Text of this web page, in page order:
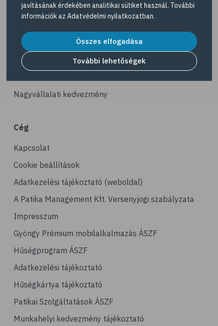
# pollenallergia
# nyári tábor
# fejtetű
Navigáció
Dermokozmetikumok
Gyöngy Patika Magazin
Nagyvállalati kedvezmény
Cég
Kapcsolat
Cookie beállítások
Adatkezelési tájékoztató (weboldal)
A Patika Management Kft. Versenyjogi szabályzata
Impresszum
Gyöngy Prémium mobilalkalmazás ÁSZF
Hűségprogram ÁSZF
Adatkezelési tájékoztató
Hűségkártya tájékoztató
Patikai Szolgáltatások ÁSZF
Munkahelyi kedvezmény tájékoztató
javításának érdekében analitikai sütiket használ. További
információk az Adatvédelmi nyilatkozatban.
Összes elfogadása
További lehetőségek